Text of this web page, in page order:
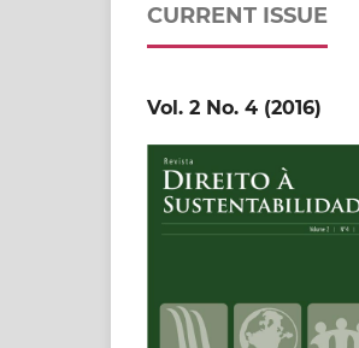
CURRENT ISSUE
Vol. 2 No. 4 (2016)